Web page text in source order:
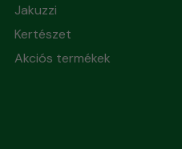
Jakuzzi
Kertészet
Akciós termékek